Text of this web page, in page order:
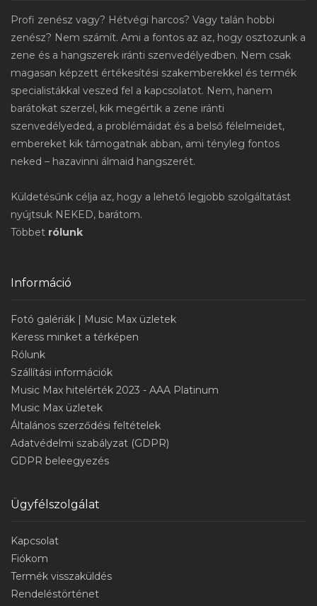
Profi zenész vagy? Hétvégi harcos? Vagy talán hobbi
zenész? Nem számít. Ami a fontos az az, hogy osztozunk a
zene és a hangszerek iránti szenvedélyedben. Nem csak
magasan képzett értékesítési szakemberekkel és termék
specialistákkal veszed fel a kapcsolatot. Nem, hanem
barátokat szerzel, kik megértik a zene iránti
szenvedélyeded, a problémáidat és a belső félelmeidet,
embereket kik támogatnak abban, ami tényleg fontos
neked – hazavinni álmaid hangszerét.
Küldetésűnk célja az, hogy a lehető legjobb szolgáltatást
nyújtsuk NEKED, barátom.
Többet rólunk
Információ
Fotó galériák | Music Max üzletek
Keress minket a térképen
Rólunk
Szállítási információk
Music Max hitelérték 2023 - AAA Platinum
Music Max üzletek
Általános szerződési feltételek
Adatvédelmi szabályzat (GDPR)
GDPR beleegyezés
Ügyfélszolgálat
Kapcsolat
Fiókom
Termék visszaküldés
Rendeléstörténet